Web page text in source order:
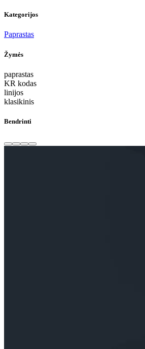
Kategorijos
Paprastas
Žymės
paprastas
KR kodas
linijos
klasikinis
Bendrinti